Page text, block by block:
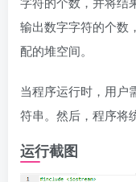
输出数字字符的个数
配的堆空间。
当程序运行时，用户
符串。然后，程序将
运行截图